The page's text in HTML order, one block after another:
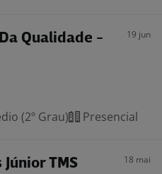
Qualidade -
19 jun
(2º Grau) Presencial
TMS 18 mai